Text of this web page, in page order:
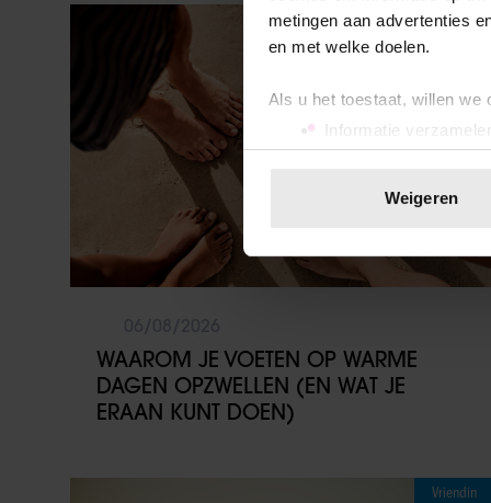
metingen aan advertenties
en met welke doelen.
Als u het toestaat, willen we
Informatie
Uw apparaat
toestemming op elk
We gebruiken cookies om
websiteverkeer te
onze website blijft gebruiken.
Weigeren
Sante
WAAROM JE VOETEN OP WARME
DAGEN OPZWELLEN (EN WAT JE
ERAAN KUNT DOEN)
Vriendin